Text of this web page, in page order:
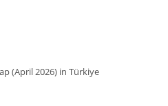
(April 2026) in Türkiye